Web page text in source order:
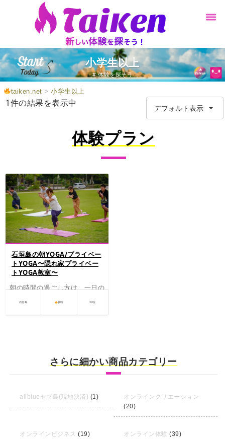
小学生以上
# 体験を探そう
taiken.net >小学生以上
1件の結果を表示中 デフォルト表示
体験プラン
石垣島の朝YOGA/プライベー
トYOGA〜隠れ家プライベー
トYOGA教室〜
朝の時間の過ごし方は、一日の
な時間です。朝の時間にヨガを
行うことで、すっきりすること
を切ることができます。
石垣島 挑戦 30分
さらに細かい商品カテゴリー
allblueセブ島(現地決済) (1)
オンラインクリエーション
(20)
オンラインビジネス (19) オンライン体験 (39)